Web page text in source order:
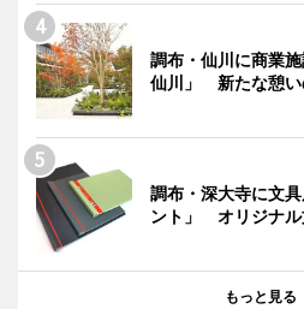
調布・仙川に商業
仙川」 新たな憩い
調布・深大寺に文
ント」 オリジナル
もっと見る